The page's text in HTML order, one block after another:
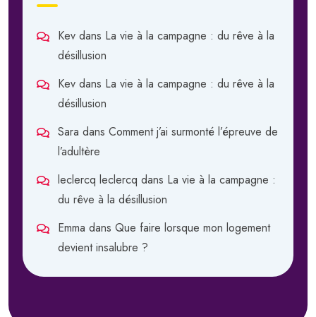
Kev dans La vie à la campagne : du rêve à la
désillusion
Kev dans La vie à la campagne : du rêve à la
désillusion
Sara dans Comment j’ai surmonté l’épreuve de
l’adultère
leclercq leclercq dans La vie à la campagne :
du rêve à la désillusion
Emma dans Que faire lorsque mon logement
devient insalubre ?